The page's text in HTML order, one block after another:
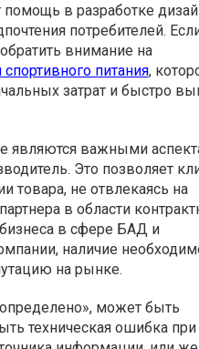
помощь в разработке
потребителей.
внимание на
питания,
затрат и быстро
являются важными
Это позволяет
товара, не отвлекаясь на
в области
бизнеса в сфере БАД и
наличие
на рынке.
может быть
техническая ошибка при